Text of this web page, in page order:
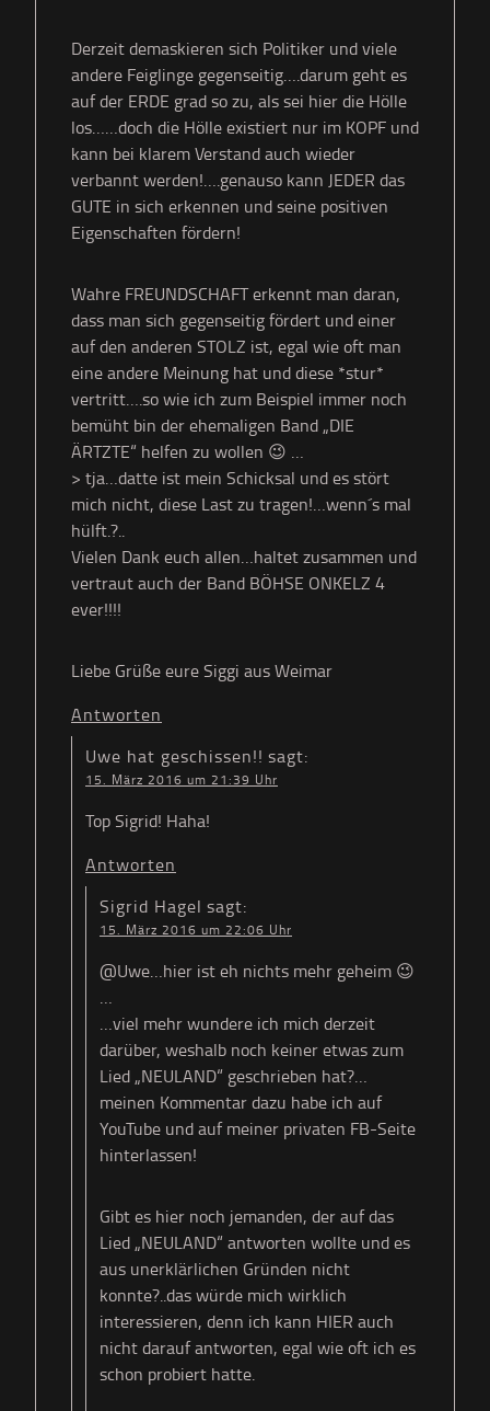
Derzeit demaskieren sich Politiker und viele
andere Feiglinge gegenseitig….darum geht es
auf der ERDE grad so zu, als sei hier die Hölle
los……doch die Hölle existiert nur im KOPF und
kann bei klarem Verstand auch wieder
verbannt werden!….genauso kann JEDER das
GUTE in sich erkennen und seine positiven
Eigenschaften fördern!
Wahre FREUNDSCHAFT erkennt man daran,
dass man sich gegenseitig fördert und einer
auf den anderen STOLZ ist, egal wie oft man
eine andere Meinung hat und diese *stur*
vertritt….so wie ich zum Beispiel immer noch
bemüht bin der ehemaligen Band „DIE
ÄRTZTE“ helfen zu wollen 😉 …
> tja…datte ist mein Schicksal und es stört
mich nicht, diese Last zu tragen!…wenn´s mal
hülft.?..
Vielen Dank euch allen…haltet zusammen und
vertraut auch der Band BÖHSE ONKELZ 4
ever!!!!
Liebe Grüße eure Siggi aus Weimar
Antworten
Uwe hat geschissen!! sagt:
15. März 2016 um 21:39 Uhr
Top Sigrid! Haha!
Antworten
Sigrid Hagel sagt:
15. März 2016 um 22:06 Uhr
@Uwe…hier ist eh nichts mehr geheim 😉
…
…viel mehr wundere ich mich derzeit
darüber, weshalb noch keiner etwas zum
Lied „NEULAND“ geschrieben hat?…
meinen Kommentar dazu habe ich auf
YouTube und auf meiner privaten FB-Seite
hinterlassen!
Gibt es hier noch jemanden, der auf das
Lied „NEULAND“ antworten wollte und es
aus unerklärlichen Gründen nicht
konnte?..das würde mich wirklich
interessieren, denn ich kann HIER auch
nicht darauf antworten, egal wie oft ich es
schon probiert hatte.